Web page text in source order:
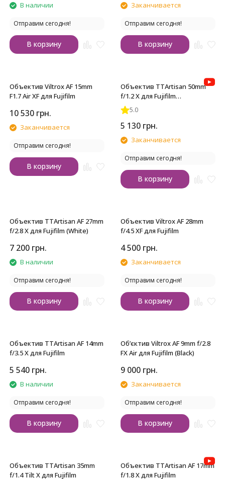
В наличии
Отправим сегодня!
В корзину
Заканчивается
Отправим сегодня!
В корзину
Объектив Viltrox AF 15mm
F1.7 Air XF для Fujifilm
10 530 грн.
Заканчивается
Отправим сегодня!
В корзину
Объектив TTArtisan 50mm
f/1.2 X для Fujifilm
(Серебристый)
5.0
5 130 грн.
Заканчивается
Отправим сегодня!
В корзину
Объектив TTArtisan AF 27mm
f/2.8 X для Fujifilm (White)
7 200 грн.
В наличии
Отправим сегодня!
В корзину
Объектив Viltrox AF 28mm
f/4.5 XF для Fujifilm
4 500 грн.
Заканчивается
Отправим сегодня!
В корзину
Объектив TTArtisan AF 14mm
f/3.5 X для Fujifilm
5 540 грн.
В наличии
Отправим сегодня!
В корзину
Об’єктив Viltrox AF 9mm f/2.8
FX Air для Fujifilm (Black)
9 000 грн.
Заканчивается
Отправим сегодня!
В корзину
Объектив TTArtisan 35mm
f/1.4 Tilt X для Fujifilm
Объектив TTArtisan AF 17mm
f/1.8 X для Fujifilm